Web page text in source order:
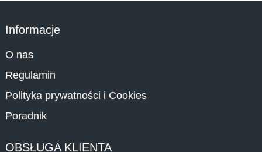
Informacje
O nas
Regulamin
Polityka prywatności i Cookies
Poradnik
OBSŁUGA KLIENTA